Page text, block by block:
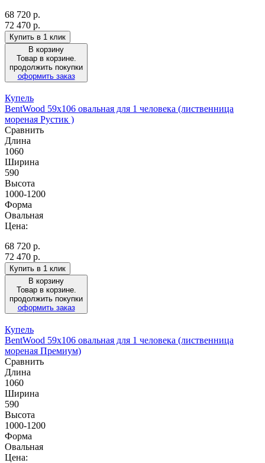
68 720 р.
72 470 р.
Купить в 1 клик
В корзину
Товар в корзине.
продолжить покупки
оформить заказ
Купель
BentWood 59х106 овальная для 1 человека (лиственница
мореная Рустик )
Сравнить
Длина
1060
Ширина
590
Высота
1000-1200
Форма
Овальная
Цена:
68 720 р.
72 470 р.
Купить в 1 клик
В корзину
Товар в корзине.
продолжить покупки
оформить заказ
Купель
BentWood 59х106 овальная для 1 человека (лиственница
мореная Премиум)
Сравнить
Длина
1060
Ширина
590
Высота
1000-1200
Форма
Овальная
Цена: